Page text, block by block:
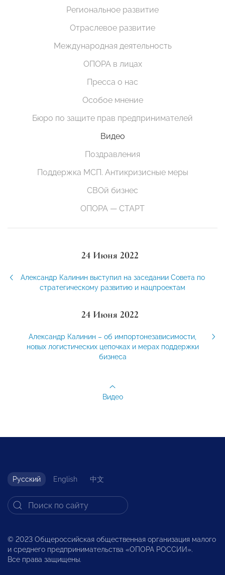
Региональное развитие
Отраслевое развитие
Международная деятельность
ОПОРА в лицах
Пресса о нас
Особое мнение
Бюро по защите прав предпринимателей
Видео
Поздравления
Поддержка МСП. Антикризисные меры
СВОй бизнес
ОПОРА — СТАРТ
24 Июня 2022
Александр Калинин выступил на заседании Совета по
стратегическому развитию и нацпроектам
24 Июня 2022
Александр Калинин – об импортонезависимости,
новых логистических цепочках и мерах поддержки
бизнеса
Видео
Русский English 中文
© 2023 Общероссийская общественная организация малого
и среднего предпринимательства «ОПОРА РОССИИ».
Все права защищены.